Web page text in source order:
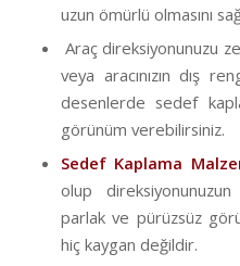
uzun ömürlü olmasını
Araç direksiyonunuzu
veya aracınızın dış
desenlerde sedef
görünüm verebilirsiniz.
Sedef Kaplama
olup
parlak ve pürüzsüz
hiç kaygan değildir.